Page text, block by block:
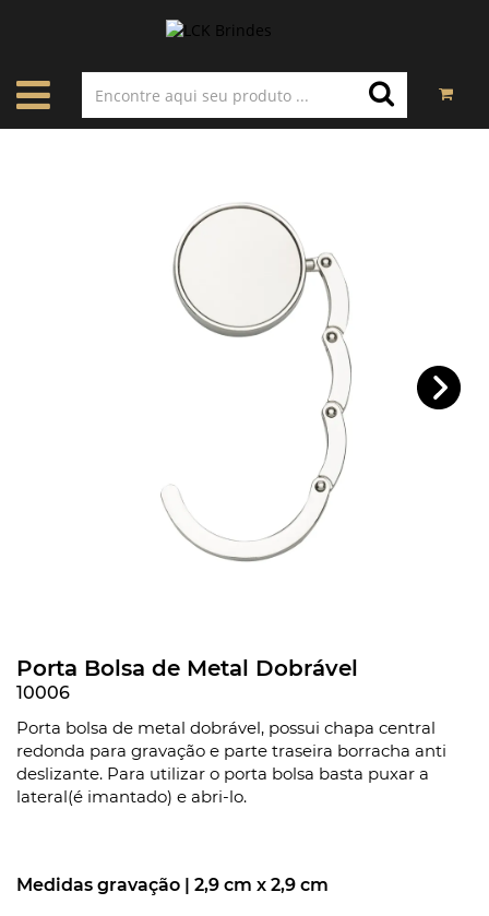
Porta Bolsa de Metal Dobrável
10006
Porta bolsa de metal dobrável, possui chapa central
redonda para gravação e parte traseira borracha anti
deslizante. Para utilizar o porta bolsa basta puxar a
lateral(é imantado) e abri-lo.
Medidas gravação | 2,9 cm x 2,9 cm